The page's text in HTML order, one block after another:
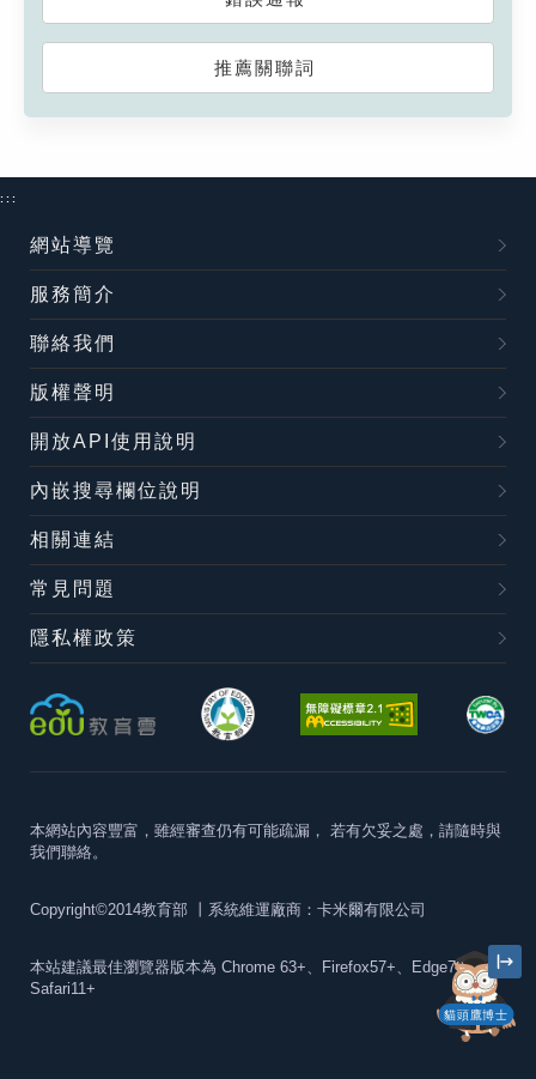
推薦關聯詞
貓頭鷹博士
:::
網站導覽
服務簡介
聯絡我們
版權聲明
開放API使用說明
內嵌搜尋欄位說明
相關連結
常見問題
隱私權政策
本網站內容豐富，雖經審查仍有可能疏漏， 若有欠妥之處，請隨時與
我們聯絡。
Copyright©2014教育部 丨系統維運廠商：卡米爾有限公司
本站建議最佳瀏覽器版本為 Chrome 63+、Firefox57+、Edge79+及
Safari11+